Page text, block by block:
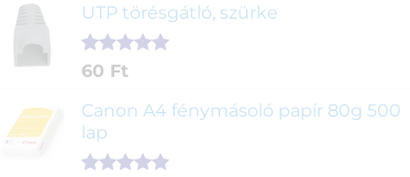
UTP törésgátló, szürke
Értékelés
ből,
1
értékelés
alapján
60 Ft
Canon A4 fénymásoló papír 80g 500
lap